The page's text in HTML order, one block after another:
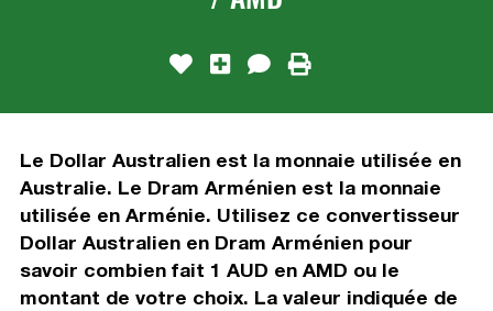
Le Dollar Australien est la monnaie utilisée en
Australie. Le Dram Arménien est la monnaie
utilisée en Arménie. Utilisez ce convertisseur
Dollar Australien en Dram Arménien pour
savoir combien fait 1 AUD en AMD ou le
montant de votre choix. La valeur indiquée de